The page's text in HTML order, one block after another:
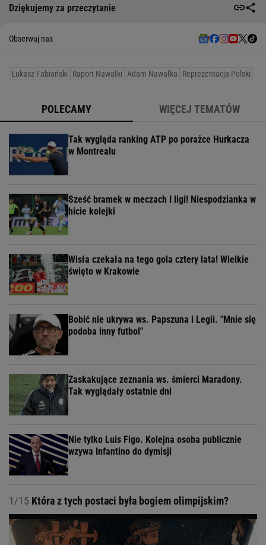
Dziękujemy za przeczytanie
Obserwuj nas
Łukasz Fabiański Raport Nawałki Adam Nawałka Reprezentacja Polski
POLECAMY WIĘCEJ TEMATÓW
Tak wygląda ranking ATP po porażce Hurkacza
w Montrealu
Sześć bramek w meczach I ligi! Niespodzianka w
hicie kolejki
Wisła czekała na tego gola cztery lata! Wielkie
święto w Krakowie
Bobić nie ukrywa ws. Papszuna i Legii. "Mnie się
podoba inny futbol"
Zaskakujące zeznania ws. śmierci Maradony.
Tak wyglądały ostatnie dni
Nie tylko Luis Figo. Kolejna osoba publicznie
wzywa Infantino do dymisji
1/15 Która z tych postaci była bogiem olimpijskim?